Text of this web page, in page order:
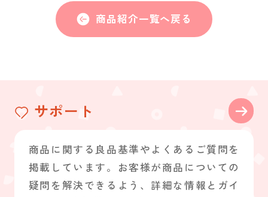
商品紹介一覧へ戻る
サポート
商品に関する良品基準やよくあるご質問を
掲載しています。お客様が商品についての
疑問を解決できるよう、詳細な情報とガイ